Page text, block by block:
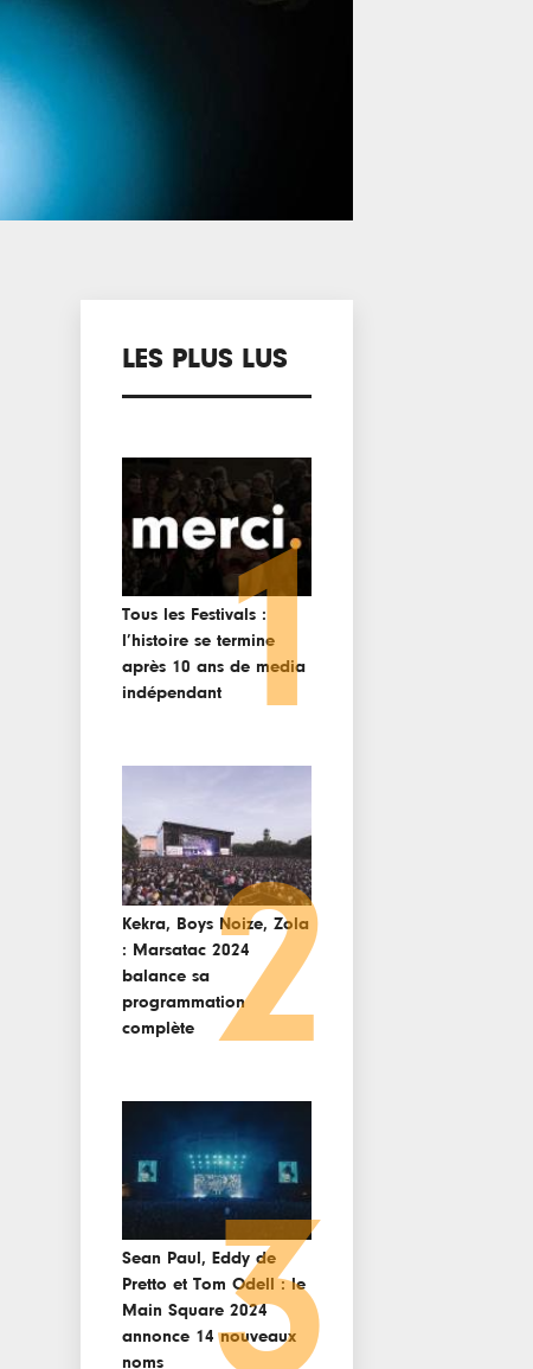
LES PLUS LUS
Tous les Festivals :
l’histoire se termine
après 10 ans de media
indépendant1
Kekra, Boys Noize, Zola
: Marsatac 2024
balance sa
programmation
complète
2
Sean Paul, Eddy de
Pretto et Tom Odell : le
Main Square 2024
annonce 14 nouveaux
noms
3